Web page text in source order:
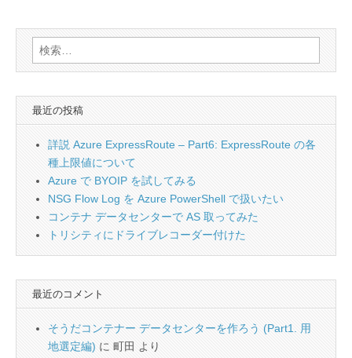
検
索:
最近の投稿
詳説 Azure ExpressRoute – Part6: ExpressRoute の各
種上限値について
Azure で BYOIP を試してみる
NSG Flow Log を Azure PowerShell で扱いたい
コンテナ データセンターで AS 取ってみた
トリシティにドライブレコーダー付けた
最近のコメント
そうだコンテナー データセンターを作ろう (Part1. 用
地選定編) に 町田 より